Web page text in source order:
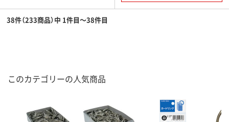
38件（233商品）中 1件目～38件目
このカテゴリーの人気商品